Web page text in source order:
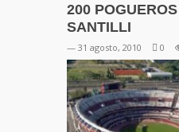
200
SANTILLI
— 31 agosto, 2010 0